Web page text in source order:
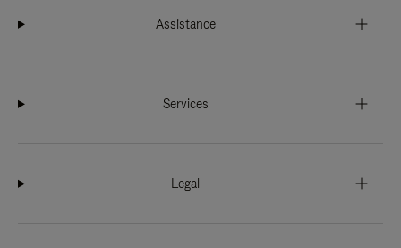
Assistance
Services
Legal